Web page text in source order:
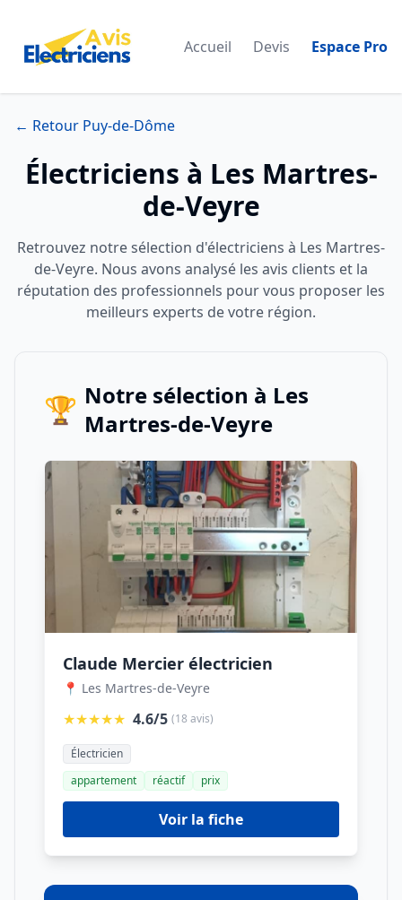
Accueil Devis Espace Pro
← Retour Puy-de-Dôme
Électriciens à Les Martres-
de-Veyre
Retrouvez notre sélection d'électriciens à Les Martres-
de-Veyre. Nous avons analysé les avis clients et la
réputation des professionnels pour vous proposer les
meilleurs experts de votre région.
🏆 Notre sélection à Les
Martres-de-Veyre
Claude Mercier électricien
📍 Les Martres-de-Veyre
★★★★★ 4.6/5 (18 avis)
Électricien
appartement
réactif prix
Voir la fiche